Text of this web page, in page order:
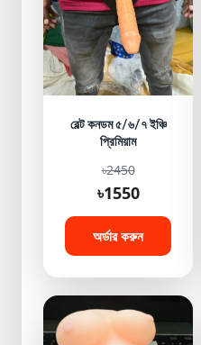
বেল্ট কনডম ৫/৬/৭ ইঞ্চি
প্রিমিয়াম
৳2450
৳1550
অর্ডার করুন